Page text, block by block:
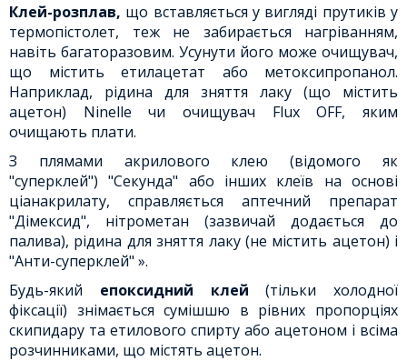
Клей-розплав, що вставляється у вигляді прутиків у
термопістолет, теж не забирається нагріванням,
навіть багаторазовим. Усунути його може очищувач,
що містить етилацетат або метоксипропанол.
Наприклад, рідина для зняття лаку (що містить
ацетон) Ninelle чи очищувач Flux OFF, яким
очищають плати.
З плямами акрилового клею (відомого як
"суперклей") "Секунда" або інших клеїв на основі
ціанакрилату, справляється аптечний препарат
"Дімексид", нітрометан (зазвичай додається до
палива), рідина для зняття лаку (не містить ацетон) і
"Анти-суперклей" ».
Будь-який епоксидний клей (тільки холодної
фіксації) знімається сумішшю в рівних пропорціях
скипидару та етилового спирту або ацетоном і всіма
розчинниками, що містять ацетон.